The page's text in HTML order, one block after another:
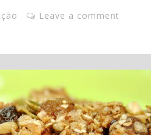
Leave a comment